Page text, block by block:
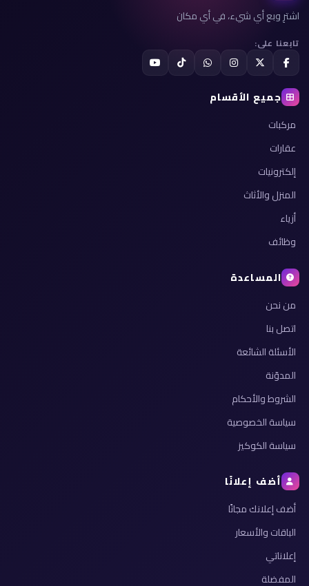
اشترِ وبع أي شيء، في أي مكان
تابعنا على:
جميع الأقسام
مركبات
عقارات
إلكترونيات
المنزل والأثاث
أزياء
وظائف
المساعدة
من نحن
اتصل بنا
الأسئلة الشائعة
المدوّنة
الشروط والأحكام
سياسة الخصوصية
سياسة الكوكيز
أضف إعلانًا
أضف إعلانك مجانًا
الباقات والأسعار
إعلاناتي
المفضلة